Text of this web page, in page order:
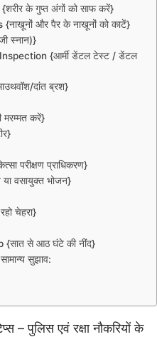
के गुप्त अंगों को साफ करें}
और पैर के नाखूनों को काटें}
स्नान)}
{आर्मी डेंटल टेस्ट / डेंटल
दांत ब्रश}
करें}
परीक्षण प्राधिकरण}
वसायुक्त भोजन}
चेहरा}
से आठ घंटे की नींद}
सुझाव:
– पुलिस एवं रक्षा नौकरियों के